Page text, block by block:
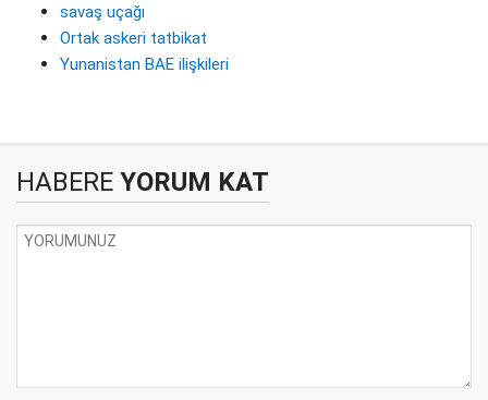
savaş uçağı
Ortak askeri tatbikat
Yunanistan BAE ilişkileri
HABERE YORUM KAT